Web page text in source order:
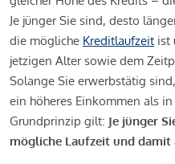
Je jünger Sie sind, desto
die mögliche Kreditlaufzeit ist
jetzigen Alter sowie dem
Solange Sie erwerbstätig
ein höheres Einkommen als
Grundprinzip gilt: Je jünger
mögliche Laufzeit und